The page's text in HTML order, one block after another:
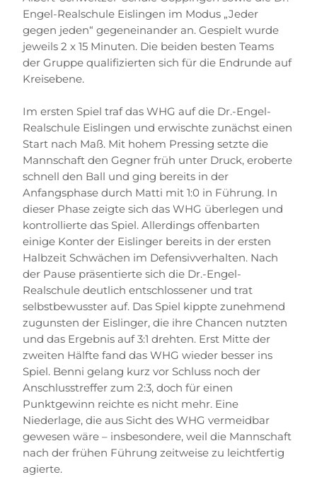
Engel-Realschule Eislingen im Modus „Jeder
gegen jeden“ gegeneinander an. Gespielt wurde
jeweils 2 x 15 Minuten. Die beiden besten Teams
der Gruppe qualifizierten sich für die Endrunde auf
Kreisebene.
Im ersten Spiel traf das WHG auf die Dr.-Engel-
Realschule Eislingen und erwischte zunächst einen
Start nach Maß. Mit hohem Pressing setzte die
Mannschaft den Gegner früh unter Druck, eroberte
schnell den Ball und ging bereits in der
Anfangsphase durch Matti mit 1:0 in Führung. In
dieser Phase zeigte sich das WHG überlegen und
kontrollierte das Spiel. Allerdings offenbarten
einige Konter der Eislinger bereits in der ersten
Halbzeit Schwächen im Defensivverhalten. Nach
der Pause präsentierte sich die Dr.-Engel-
Realschule deutlich entschlossener und trat
selbstbewusster auf. Das Spiel kippte zunehmend
zugunsten der Eislinger, die ihre Chancen nutzten
und das Ergebnis auf 3:1 drehten. Erst Mitte der
zweiten Hälfte fand das WHG wieder besser ins
Spiel. Benni gelang kurz vor Schluss noch der
Anschlusstreffer zum 2:3, doch für einen
Punktgewinn reichte es nicht mehr. Eine
Niederlage, die aus Sicht des WHG vermeidbar
gewesen wäre – insbesondere, weil die Mannschaft
nach der frühen Führung zeitweise zu leichtfertig
agierte.